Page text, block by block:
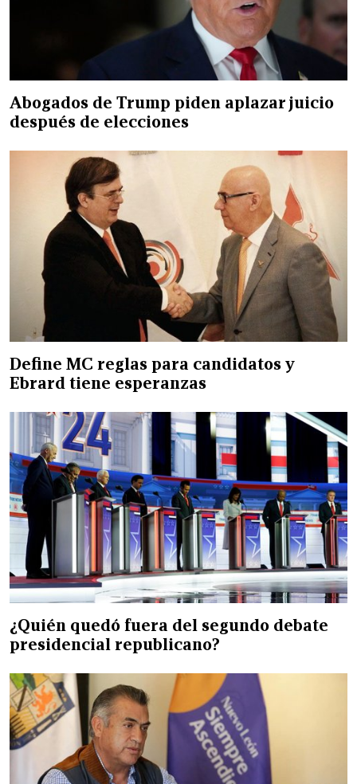
Abogados de Trump piden aplazar juicio
después de elecciones
Define MC reglas para candidatos y
Ebrard tiene esperanzas
¿Quién quedó fuera del segundo debate
presidencial republicano?